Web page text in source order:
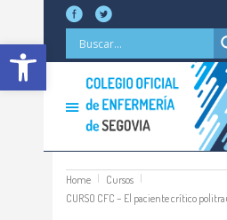
Abrir barra de herramientas
Home
Cursos
CURSO CFC – El paciente crítico